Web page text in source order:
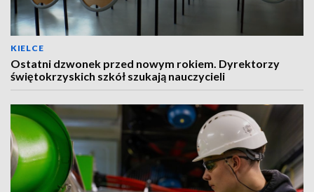
KIELCE
Ostatni dzwonek przed nowym rokiem. Dyrektorzy
świętokrzyskich szkół szukają nauczycieli